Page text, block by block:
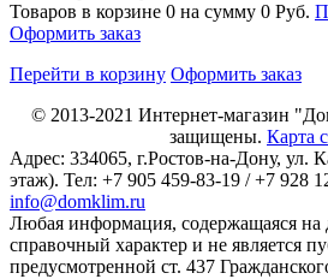
Товаров в корзине 0 на сумму 0 Руб.
Оформить заказ
Перейти в корзину Оформить заказ
© 2013-2021 Интернет-магазин
защищены. Карта
Адрес: 334065, г.Ростов-на-Дону, ул.
этаж). Тел: +7 905 459-83-19 / +7 928
info@domklim.ru
Любая информация, содержащаяся на
справочный характер и не является
предусмотренной ст. 437